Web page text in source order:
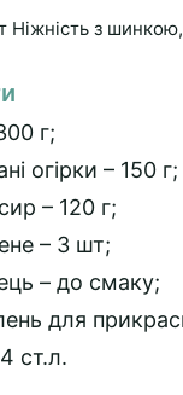
г;
огірки – 150 г;
– 120 г;
– 3 шт;
– до смаку;
для
ст.л.